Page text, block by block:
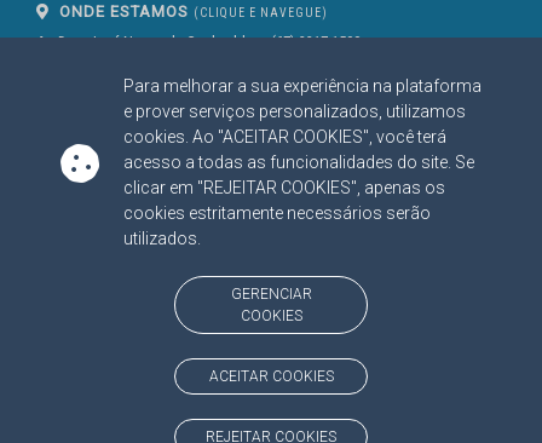
Para melhorar a sua experiência na plataforma
e prover serviços personalizados, utilizamos
cookies. Ao "ACEITAR COOKIES", você terá
acesso a todas as funcionalidades do site. Se
clicar em "REJEITAR COOKIES", apenas os
cookies estritamente necessários serão
utilizados.
GERENCIAR
COOKIES
ACEITAR COOKIES
REJEITAR COOKIES
ONDE ESTAMOS (CLIQUE E NAVEGUE)
Av. Des. José Nunes da Cunha, bloco
Campo Grande/MS
CEP: 79031-310
(67) 3317-1500
SIGA NOSSAS REDES SOCIAIS
Linked InYoutube
Facebook
X
BAIXE NOSSO APLICATIVO
https://www.tce.ms.gov.br